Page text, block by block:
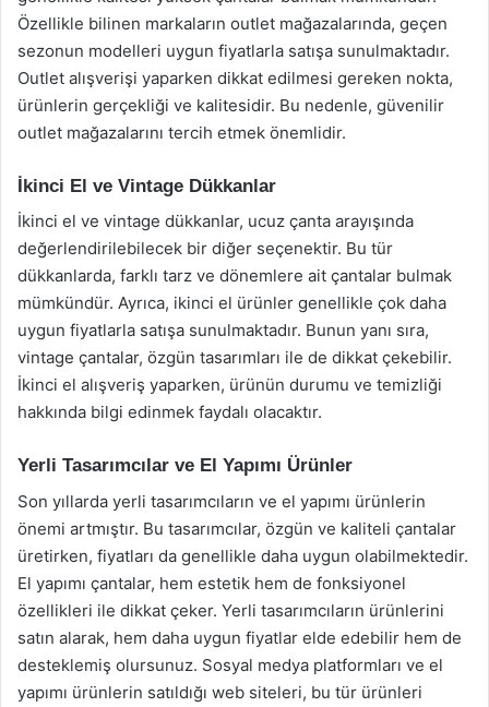
Özellikle bilinen markaların outlet mağazalarında, geçen
sezonun modelleri uygun fiyatlarla satışa sunulmaktadır.
Outlet alışverişi yaparken dikkat edilmesi gereken nokta,
ürünlerin gerçekliği ve kalitesidir. Bu nedenle, güvenilir
outlet mağazalarını tercih etmek önemlidir.
İkinci El ve Vintage Dükkanlar
İkinci el ve vintage dükkanlar, ucuz çanta arayışında
değerlendirilebilecek bir diğer seçenektir. Bu tür
dükkanlarda, farklı tarz ve dönemlere ait çantalar bulmak
mümkündür. Ayrıca, ikinci el ürünler genellikle çok daha
uygun fiyatlarla satışa sunulmaktadır. Bunun yanı sıra,
vintage çantalar, özgün tasarımları ile de dikkat çekebilir.
İkinci el alışveriş yaparken, ürünün durumu ve temizliği
hakkında bilgi edinmek faydalı olacaktır.
Yerli Tasarımcılar ve El Yapımı Ürünler
Son yıllarda yerli tasarımcıların ve el yapımı ürünlerin
önemi artmıştır. Bu tasarımcılar, özgün ve kaliteli çantalar
üretirken, fiyatları da genellikle daha uygun olabilmektedir.
El yapımı çantalar, hem estetik hem de fonksiyonel
özellikleri ile dikkat çeker. Yerli tasarımcıların ürünlerini
satın alarak, hem daha uygun fiyatlar elde edebilir hem de
desteklemiş olursunuz. Sosyal medya platformları ve el
yapımı ürünlerin satıldığı web siteleri, bu tür ürünleri